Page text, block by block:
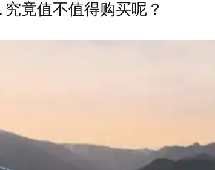
竟值不值得购买呢？